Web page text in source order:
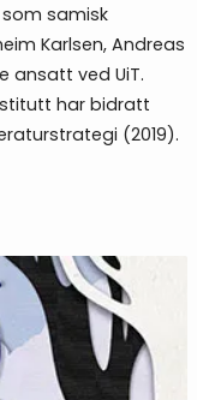
samisk
Karlsen, Andreas
ansatt ved UiT.
har bidratt
(2019).